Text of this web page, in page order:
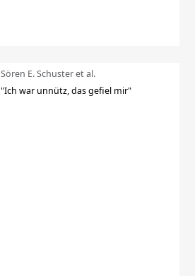
Sören E. Schuster et al.
"Ich war unnütz, das gefiel mir"